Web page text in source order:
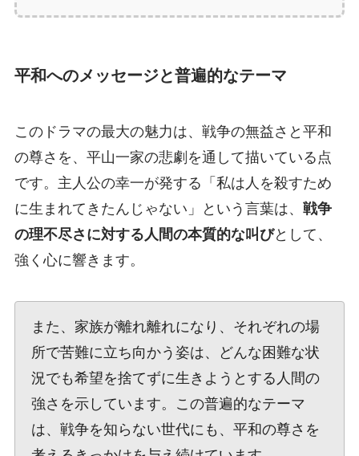
平和へのメッセージと普遍的なテーマ
このドラマの最大の魅力は、戦争の無益さと平和
の尊さを、平山一家の悲劇を通して描いている点
です。主人公の幸一が発する「私は人を殺すため
に生まれてきたんじゃない」という言葉は、 戦争
の理不尽さに対する人間の本質的な叫びとして、
強く心に響きます。
また、家族が離れ離れになり、それぞれの場
所で苦難に立ち向かう姿は、どんな困難な状
況でも希望を捨てずに生きようとする人間の
強さを示しています。この普遍的なテーマ
は、戦争を知らない世代にも、平和の尊さを